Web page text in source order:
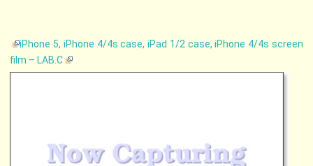
iPhone 5, iPhone 4/4s case, iPad 1/2 case, iPhone 4/4s screen
film – LAB.C